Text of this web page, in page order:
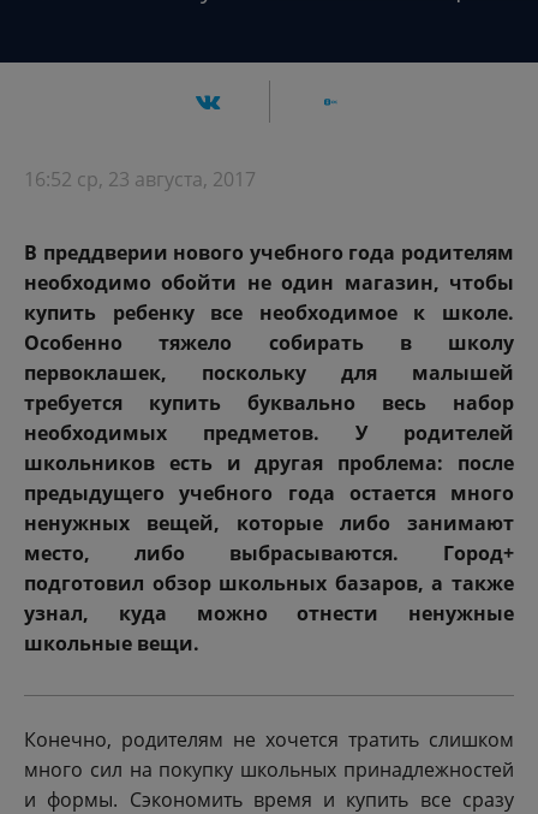
16:52 ср, 23 августа, 2017
В преддверии нового учебного года родителям
необходимо обойти не один магазин, чтобы
купить ребенку все необходимое к школе.
Особенно тяжело собирать в школу
первоклашек, поскольку для малышей
требуется купить буквально весь набор
необходимых предметов. У родителей
школьников есть и другая проблема: после
предыдущего учебного года остается много
ненужных вещей, которые либо занимают
место, либо выбрасываются. Город+
подготовил обзор школьных базаров, а также
узнал, куда можно отнести ненужные
школьные вещи.
Конечно, родителям не хочется тратить слишком
много сил на покупку школьных принадлежностей
и формы. Сэкономить время и купить все сразу